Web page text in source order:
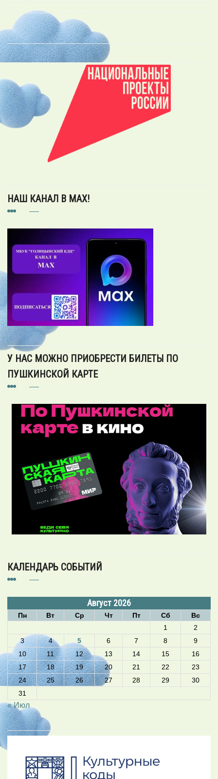
НАШ КАНАЛ В MAX!
У НАС МОЖНО ПРИОБРЕСТИ БИЛЕТЫ ПО
ПУШКИНСКОЙ КАРТЕ
КАЛЕНДАРЬ СОБЫТИЙ
Август 2026
Пн Вт Ср Чт Пт Сб
Вс
1
2
3
4 5 6 7 8
9
10
11 12 13 14 15
16
17
18 19 20 21 22
23
24
25 26 27 28 29
30
31
« Июл